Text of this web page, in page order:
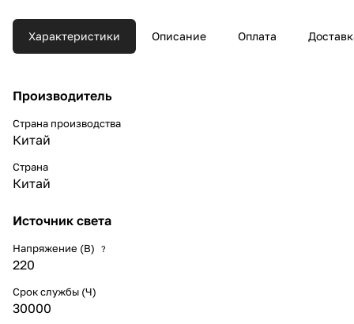
Характеристики Описание Оплата
Производитель
Страна производства
Китай
Страна
Китай
Источник света
Напряжение (В) ?
220
Срок службы (Ч)
30000